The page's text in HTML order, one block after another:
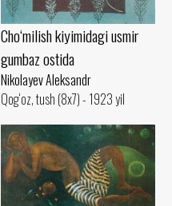
Cho‘milish kiyimidagi usmir
gumbaz ostida
Nikolayev Aleksandr
Qog‘oz, tush (8x7) - 1923 yil